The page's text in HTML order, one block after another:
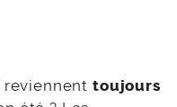
toujours